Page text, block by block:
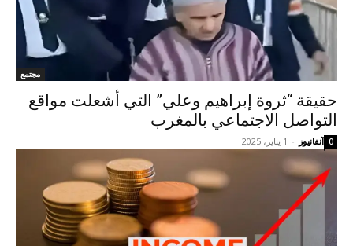
مجتمع
حقيقة “ثروة إبراهيم وعلي” التي أشعلت مواقع
التواصل الاجتماعي بالمغرب
آنفانيوز - 1 يناير، 2025 0